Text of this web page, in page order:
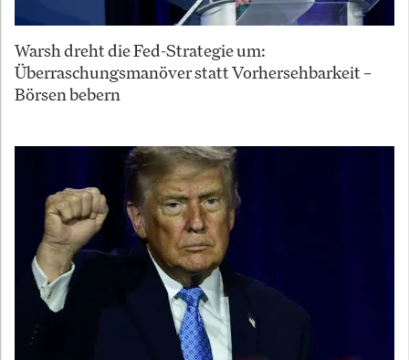
Warsh dreht die Fed-Strategie um:
Überraschungsmanöver statt Vorhersehbarkeit –
Börsen bebern